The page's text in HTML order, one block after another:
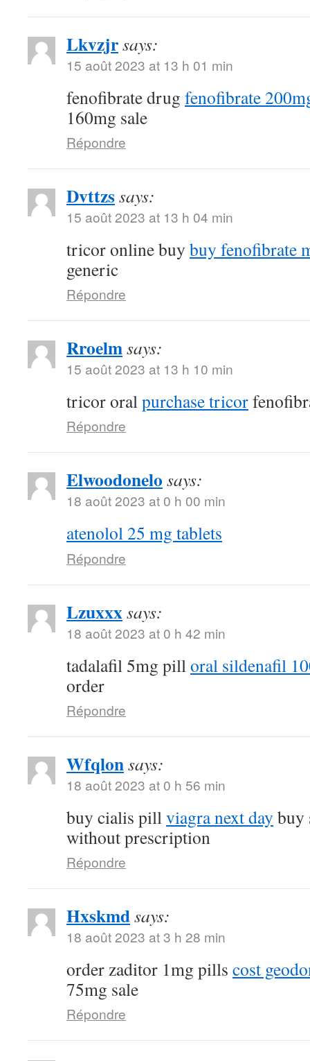
Lkvzjrsays:
15 août 2023 at 13 h 01 min
fenofibrate drug fenofibrate
160mg sale
Répondre
Dvttzssays:
15 août 2023 at 13 h 04 min
tricor online buy buy fenofibrate
generic
Répondre
Rroelmsays:
15 août 2023 at 13 h 10 min
tricor oralpurchase tricor
Répondre
Elwoodonelo says:
18 août 2023 at 0 h 00 min
atenolol 25 mg tablets
Répondre
Lzuxxxsays:
18 août 2023 at 0 h 42 min
tadalafil 5mg pilloral sildenafil
order
Répondre
Wfqlonsays:
18 août 2023 at 0 h 56 min
buy cialis pillviagra next day buy
without prescription
Répondre
Hxskmdsays:
18 août 2023 at 3 h 28 min
order zaditor 1mg pills cost
75mg sale
Répondre